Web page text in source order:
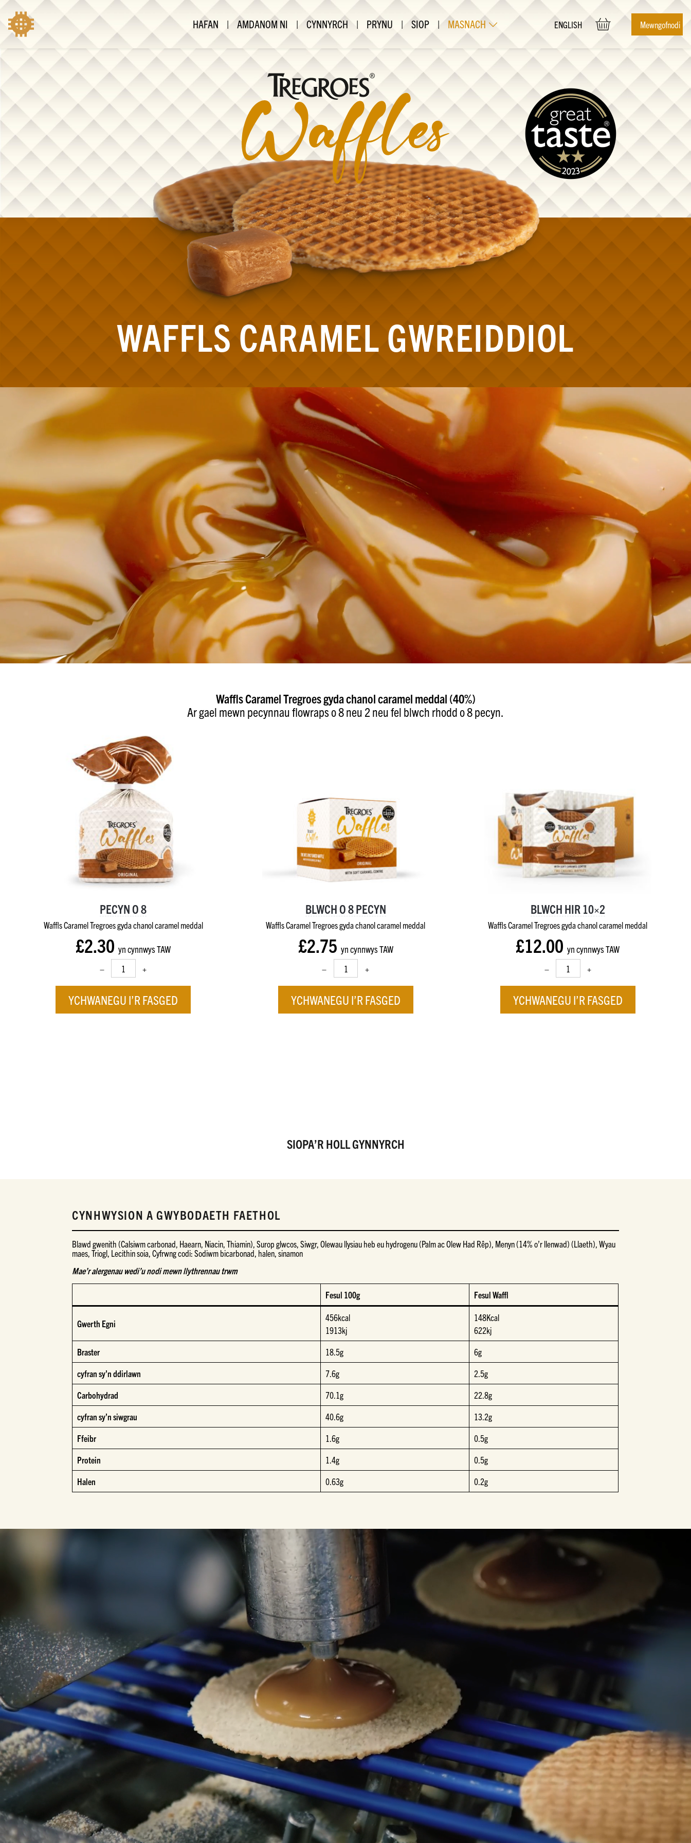
HAFAN | AMDANOM NI | CYNNYRCH | PRYNU | SIOP | MASNACH ENGLISH Mewngofnodi
WAFFLS CARAMEL GWREIDDIOL
Waffls Caramel Tregroes gyda chanol caramel meddal (40%)
Ar gael mewn pecynnau flowraps o 8 neu 2 neu fel blwch rhodd o 8 pecyn.
PECYN O 8
Waffls Caramel Tregroes gyda chanol caramel meddal
£2.30yn cynnwys TAW
– +
YCHWANEGU I’R FASGED
BLWCH O 8 PECYN
Waffls Caramel Tregroes gyda chanol caramel meddal
£2.75 yn cynnwys TAW
– +
YCHWANEGU I’R FASGED
BLWCH HIR 10×2
Waffls Caramel Tregroes gyda chanol caramel meddal
£12.00yn cynnwys TAW
– +
YCHWANEGU I’R FASGED
SIOPA’R HOLL GYNNYRCH
CYNHWYSION A GWYBODAETH FAETHOL
Blawd gwenith (Calsiwm carbonad, Haearn, Niacin, Thiamin), Surop glwcos, Siwgr, Olewau llysiau heb eu hydrogenu (Palm ac Olew Had Rêp), Menyn (14% o’r llenwad) (Llaeth), Wyau
maes, Triogl, Lecithin soia, Cyfrwng codi: Sodiwm bicarbonad, halen, sinamon
Mae’r alergenau wedi’u nodi mewn llythrennau trwm
Fesul 100g Fesul Waffl
Gwerth Egni
456kcal
1913kj
148Kcal
622kj
Braster
18.5g
6g
cyfran sy’n ddirlawn
7.6g
2.5g
Carbohydrad
70.1g
22.8g
cyfran sy’n siwgrau
40.6g
13.2g
Ffeibr
1.6g
0.5g
Protein
1.4g
0.5g
Halen
0.63g 0.2g